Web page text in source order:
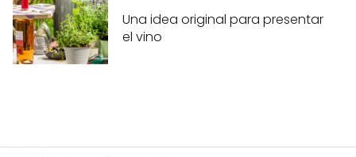
Una idea original para presentar
el vino